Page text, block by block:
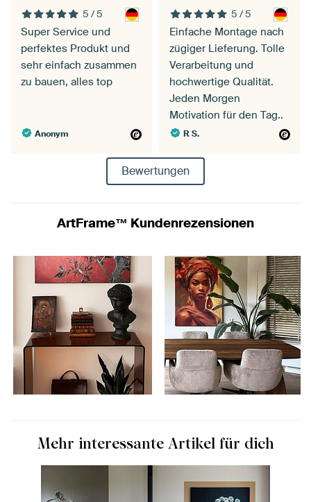
5 / 5
Super Service und
perfektes Produkt und
sehr einfach zusammen
zu bauen, alles top
Anonym
5 / 5
Einfache Montage nach
zügiger Lieferung. Tolle
Verarbeitung und
hochwertige Qualität.
Jeden Morgen
Motivation für den Tag..
R S.
Bewertungen
ArtFrame™ Kundenrezensionen
Mehr interessante Artikel für dich